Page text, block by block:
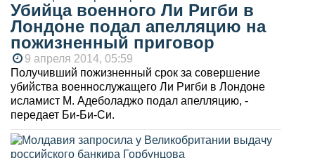
Убийца военного Ли Ригби в
Лондоне подал апелляцию на
пожизненный приговор
9 апреля 2014, 05:59
Получивший пожизненный срок за совершение
убийства военнослужащего Ли Ригби в Лондоне
исламист М. Адеболаджо подал апелляцию, -
передает Би-Би-Си.